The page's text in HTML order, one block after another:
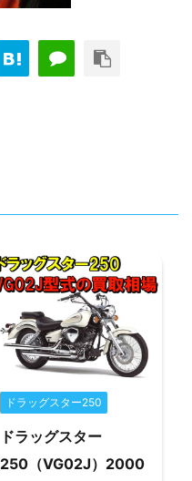
ドラッグスター250
ドラッグスター
250（VG02J）2000